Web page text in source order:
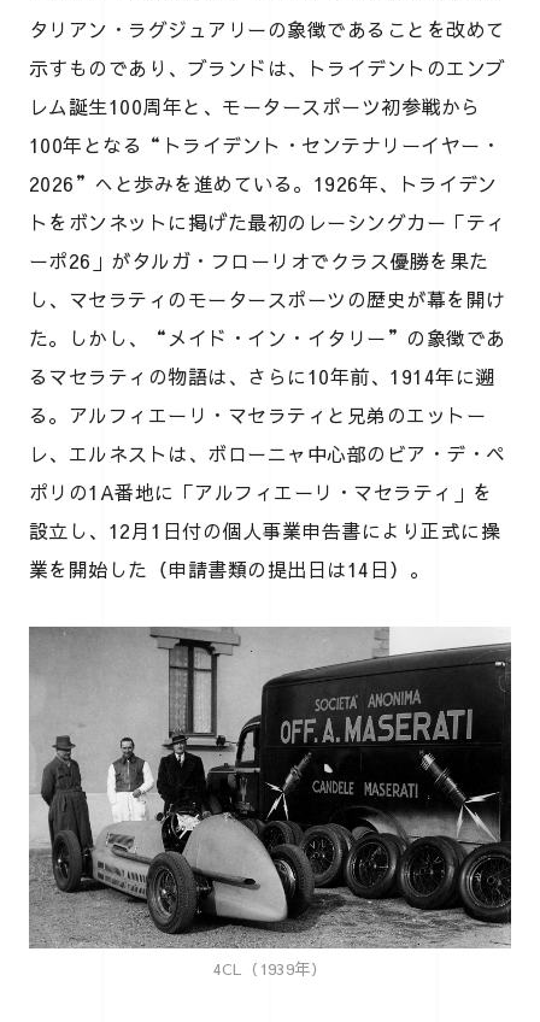
タリアン・ラグジュアリーの象徴であることを改めて
示すものであり、ブランドは、トライデントのエンブ
レム誕生100周年と、モータースポーツ初参戦から
100年となる“トライデント・センテナリーイヤー・
2026”へと歩みを進めている。1926年、トライデン
トをボンネットに掲げた最初のレーシングカー「ティ
ーポ26」がタルガ・フローリオでクラス優勝を果た
し、マセラティのモータースポーツの歴史が幕を開け
た。しかし、“メイド・イン・イタリー”の象徴であ
るマセラティの物語は、さらに10年前、1914年に遡
る。アルフィエーリ・マセラティと兄弟のエットー
レ、エルネストは、ボローニャ中心部のビア・デ・ペ
ポリの1A番地に「アルフィエーリ・マセラティ」を
設立し、12月1日付の個人事業申告書により正式に操
業を開始した（申請書類の提出日は14日）。
4CL（1939年）